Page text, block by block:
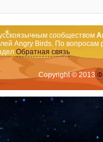
сообществом
Angry Birds. По вопросам
Обратная связь
Copyright © 2013